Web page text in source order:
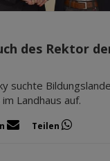
des Rektor
suchte
Landhaus auf.
Teilen